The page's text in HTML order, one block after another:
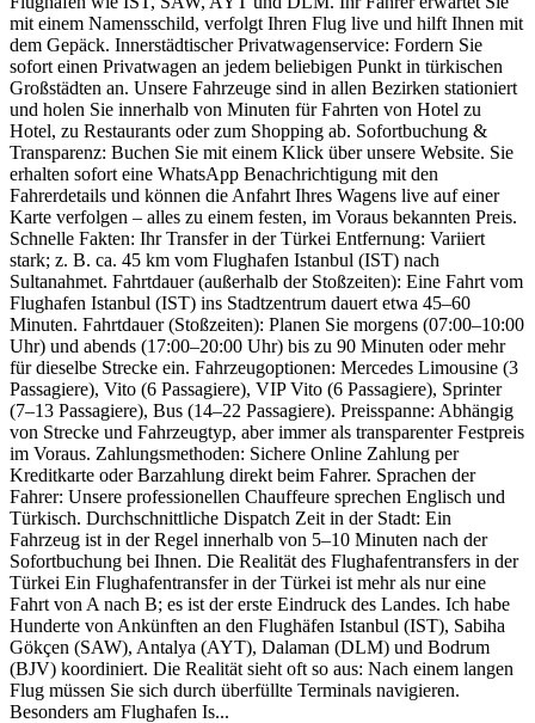
mit einem Namensschild, verfolgt Ihren Flug live und hilft Ihnen mit
dem Gepäck. Innerstädtischer Privatwagenservice: Fordern Sie
sofort einen Privatwagen an jedem beliebigen Punkt in türkischen
Großstädten an. Unsere Fahrzeuge sind in allen Bezirken stationiert
und holen Sie innerhalb von Minuten für Fahrten von Hotel zu
Hotel, zu Restaurants oder zum Shopping ab. Sofortbuchung &
Transparenz: Buchen Sie mit einem Klick über unsere Website. Sie
erhalten sofort eine WhatsApp Benachrichtigung mit den
Fahrerdetails und können die Anfahrt Ihres Wagens live auf einer
Karte verfolgen – alles zu einem festen, im Voraus bekannten Preis.
Schnelle Fakten: Ihr Transfer in der Türkei Entfernung: Variiert
stark; z. B. ca. 45 km vom Flughafen Istanbul (IST) nach
Sultanahmet. Fahrtdauer (außerhalb der Stoßzeiten): Eine Fahrt vom
Flughafen Istanbul (IST) ins Stadtzentrum dauert etwa 45–60
Minuten. Fahrtdauer (Stoßzeiten): Planen Sie morgens (07:00–10:00
Uhr) und abends (17:00–20:00 Uhr) bis zu 90 Minuten oder mehr
für dieselbe Strecke ein. Fahrzeugoptionen: Mercedes Limousine (3
Passagiere), Vito (6 Passagiere), VIP Vito (6 Passagiere), Sprinter
(7–13 Passagiere), Bus (14–22 Passagiere). Preisspanne: Abhängig
von Strecke und Fahrzeugtyp, aber immer als transparenter Festpreis
im Voraus. Zahlungsmethoden: Sichere Online Zahlung per
Kreditkarte oder Barzahlung direkt beim Fahrer. Sprachen der
Fahrer: Unsere professionellen Chauffeure sprechen Englisch und
Türkisch. Durchschnittliche Dispatch Zeit in der Stadt: Ein
Fahrzeug ist in der Regel innerhalb von 5–10 Minuten nach der
Sofortbuchung bei Ihnen. Die Realität des Flughafentransfers in der
Türkei Ein Flughafentransfer in der Türkei ist mehr als nur eine
Fahrt von A nach B; es ist der erste Eindruck des Landes. Ich habe
Hunderte von Ankünften an den Flughäfen Istanbul (IST), Sabiha
Gökçen (SAW), Antalya (AYT), Dalaman (DLM) und Bodrum
(BJV) koordiniert. Die Realität sieht oft so aus: Nach einem langen
Flug müssen Sie sich durch überfüllte Terminals navigieren.
Besonders am Flughafen Is...